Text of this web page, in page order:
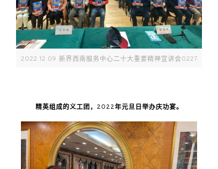
2022.12.09 新界西南服务中心二十大重要精神宣讲会0227
精英组成的义工团，2022年元旦日举办庆功宴。